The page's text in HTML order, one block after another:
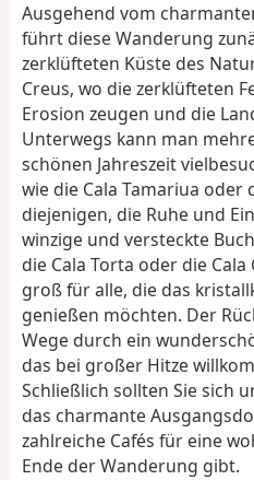
Ausgehend vom
führt diese Wanderung
zerklüfteten Küste des
Creus, wo die zerklüfteten
Erosion zeugen und die
Unterwegs kann man
schönen Jahreszeit
wie die Cala Tamariua oder
diejenigen, die Ruhe und
winzige und versteckte
die Cala Torta oder die
groß für alle, die das
genießen möchten. Der
Wege durch ein
das bei großer Hitze
Schließlich sollten Sie sich
das charmante
zahlreiche Cafés für eine
Ende der Wanderung gibt.